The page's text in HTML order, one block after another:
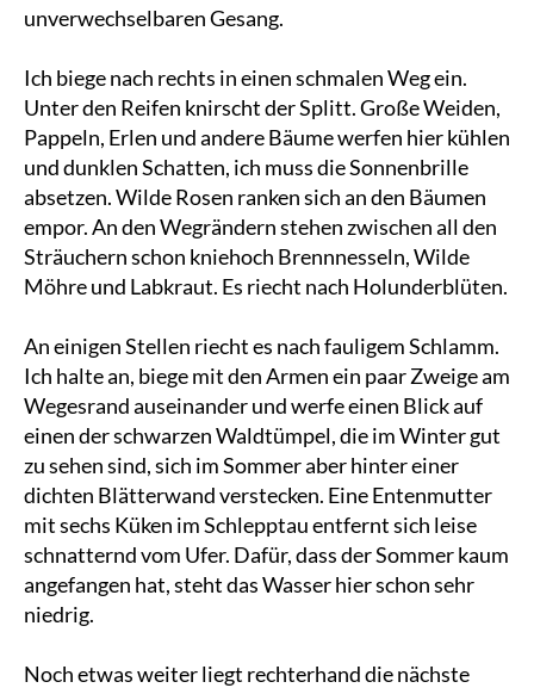
unverwechselbaren Gesang.
Ich biege nach rechts in einen schmalen Weg ein.
Unter den Reifen knirscht der Splitt. Große Weiden,
Pappeln, Erlen und andere Bäume werfen hier kühlen
und dunklen Schatten, ich muss die Sonnenbrille
absetzen. Wilde Rosen ranken sich an den Bäumen
empor. An den Wegrändern stehen zwischen all den
Sträuchern schon kniehoch Brennnesseln, Wilde
Möhre und Labkraut. Es riecht nach Holunderblüten.
An einigen Stellen riecht es nach fauligem Schlamm.
Ich halte an, biege mit den Armen ein paar Zweige am
Wegesrand auseinander und werfe einen Blick auf
einen der schwarzen Waldtümpel, die im Winter gut
zu sehen sind, sich im Sommer aber hinter einer
dichten Blätterwand verstecken. Eine Entenmutter
mit sechs Küken im Schlepptau entfernt sich leise
schnatternd vom Ufer. Dafür, dass der Sommer kaum
angefangen hat, steht das Wasser hier schon sehr
niedrig.
Noch etwas weiter liegt rechterhand die nächste